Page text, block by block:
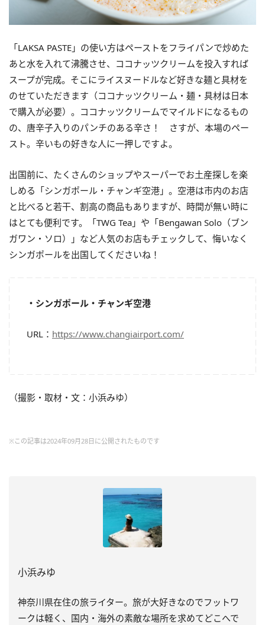
「LAKSA PASTE」の使い方はペーストをフライパンで炒めた
あと水を入れて沸騰させ、ココナッツクリームを投入すれば
スープが完成。そこにライスヌードルなど好きな麺と具材を
のせていただきます（ココナッツクリーム・麺・具材は日本
で購入が必要）。ココナッツクリームでマイルドになるもの
の、唐辛子入りのパンチのある辛さ！ さすが、本場のペー
スト。辛いもの好きな人に一押しですよ。
出国前に、たくさんのショップやスーパーでお土産探しを楽
しめる「シンガポール・チャンギ空港」。空港は市内のお店
と比べると若干、割高の商品もありますが、時間が無い時に
はとても便利です。「TWG Tea」や「Bengawan Solo（ブン
ガワン・ソロ）」など人気のお店もチェックして、悔いなく
シンガポールを出国してくださいね！
・シンガポール・チャンギ空港
URL： https://www.changiairport.com/
（撮影・取材・文：小浜みゆ）
※この記事は2024年09月28日に公開されたものです
小浜みゆ
神奈川県在住の旅ライター。旅が大好きなのでフットワ
ークは軽く、国内・海外の素敵な場所を求めてどこへで